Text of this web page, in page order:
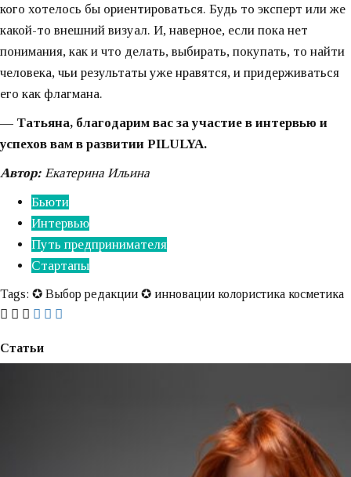
кого хотелось бы ориентироваться. Будь то эксперт или же
какой-то внешний визуал. И, наверное, если пока нет
понимания, как и что делать, выбирать, покупать, то найти
человека, чьи результаты уже нравятся, и придерживаться
его как флагмана.
— Татьяна, благодарим вас за участие в интервью и
успехов вам в развитии PILULYA.
Автор: Екатерина Ильина
Бьюти
Интервью
Путь предпринимателя
Стартапы
Tags: ✪ Выбор редакции ✪ инновации колористика косметика
Статьи